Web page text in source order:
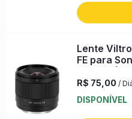
Lente
FE para
R$ 75,00 /
DISPONÍVEL